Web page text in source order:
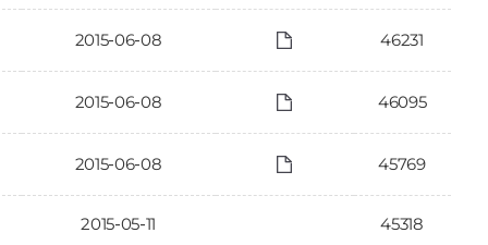
2015-06-08 46231
2015-06-08 46095
2015-06-08 45769
2015-05-11 45318